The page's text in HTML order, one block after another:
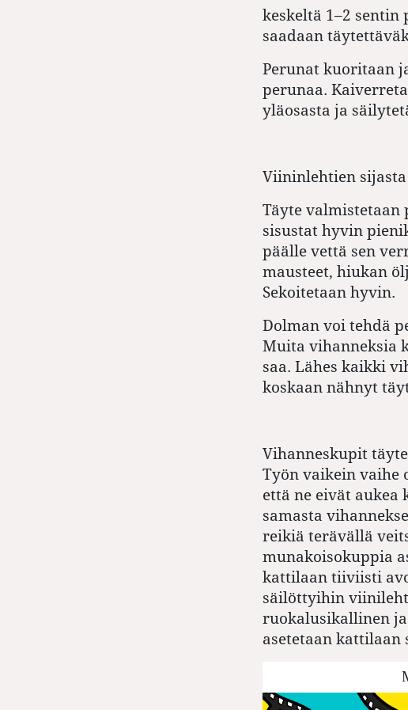
keskeltä 1–2
saadaan
Perunat kuoritaan
perunaa.
yläosasta ja
Viininlehtien
Täyte valmistetaan
sisustat hyvin
päälle vettä sen
mausteet, hiukan
Sekoitetaan hyvin.
Dolman voi tehdä
Muita vihanneksia
saa. Lähes kaikki
koskaan nähnyt
Vihanneskupit
Työn vaikein vaihe
että ne eivät aukea
samasta
reikiä terävällä
munakoisokuppia
kattilaan tiiviisti
säilöttyihin
ruokalusikallinen
asetetaan kattilaan